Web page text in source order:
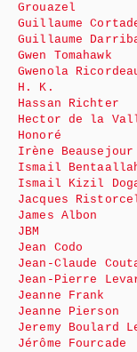
Grouazel
Guillaume
Guillaume
Gwen Tomahawk
Gwenola
H. K.
Hassan Richter
Hector de la
Honoré
Irène Beausejour
Ismail
Ismail Kizil
Jacques
James Albon
JBM
Jean Codo
Jean-Claude
Jean-Pierre
Jeanne Frank
Jeanne Pierson
Jeremy Boulard
Jérôme Fourcade